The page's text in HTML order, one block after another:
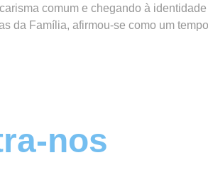
comum e chegando à
da Família, afirmou-se como um
nos